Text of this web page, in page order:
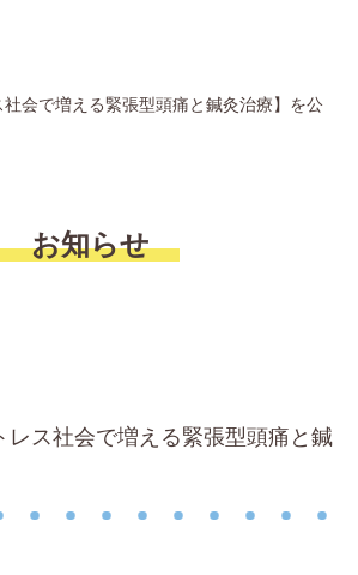
会で増える緊張型頭痛と鍼灸治療】を公
お知らせ
レス社会で増える緊張型頭痛と鍼